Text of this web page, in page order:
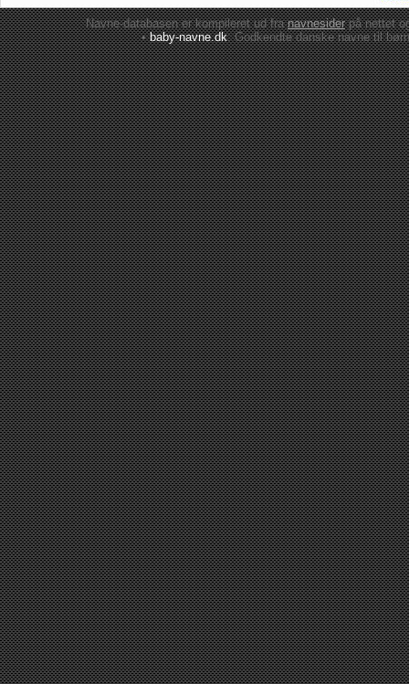
Navne-databasen er kompileret ud franavnesiderpå nettet
•baby-navne.dk: Godkendte danskenavne til børn